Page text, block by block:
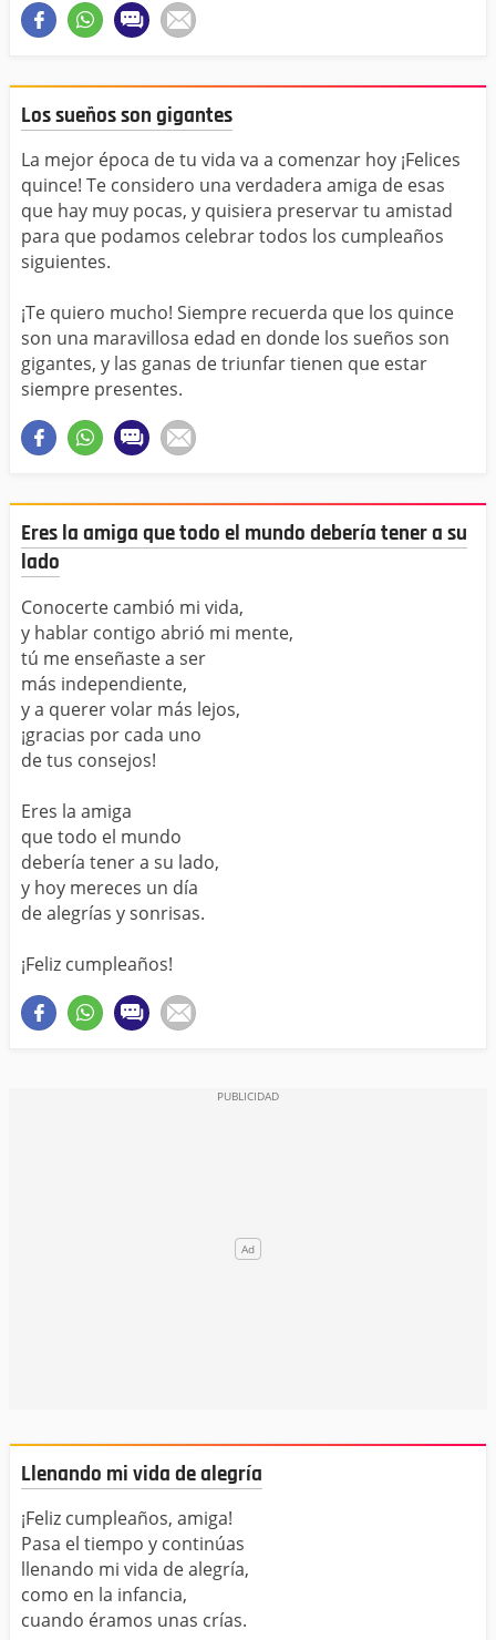
Los sueños son gigantes
La mejor época de tu vida va a comenzar hoy ¡Felices
quince! Te considero una verdadera amiga de esas
que hay muy pocas, y quisiera preservar tu amistad
para que podamos celebrar todos los cumpleaños
siguientes.
¡Te quiero mucho! Siempre recuerda que los quince
son una maravillosa edad en donde los sueños son
gigantes, y las ganas de triunfar tienen que estar
siempre presentes.
Eres la amiga que todo el mundo debería tener a su
lado
Conocerte cambió mi vida,
y hablar contigo abrió mi mente,
tú me enseñaste a ser
más independiente,
y a querer volar más lejos,
¡gracias por cada uno
de tus consejos!
Eres la amiga
que todo el mundo
debería tener a su lado,
y hoy mereces un día
de alegrías y sonrisas.
¡Feliz cumpleaños!
Llenando mi vida de alegría
¡Feliz cumpleaños, amiga!
Pasa el tiempo y continúas
llenando mi vida de alegría,
como en la infancia,
cuando éramos unas crías.